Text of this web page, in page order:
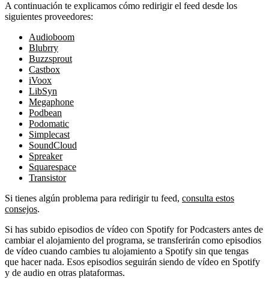
A continuación te explicamos cómo redirigir el feed desde los
siguientes proveedores:
Audioboom
Blubrry
Buzzsprout
Castbox
iVoox
LibSyn
Megaphone
Podbean
Podomatic
Simplecast
SoundCloud
Spreaker
Squarespace
Transistor
Si tienes algún problema para redirigir tu feed, consulta estos
consejos.
Si has subido episodios de vídeo con Spotify for Podcasters antes de
cambiar el alojamiento del programa, se transferirán como episodios
de vídeo cuando cambies tu alojamiento a Spotify sin que tengas
que hacer nada. Esos episodios seguirán siendo de vídeo en Spotify
y de audio en otras plataformas.